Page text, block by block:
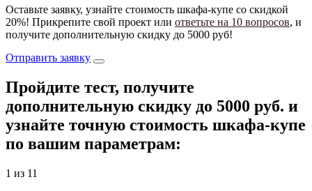
Оставьте заявку, узнайте стоимость шкафа-купе со скидкой
20%! Прикрепите свой проект или ответьте на 10 вопросов, и
получите дополнительную скидку до 5000 руб!
Отправить заявку
Пройдите тест, получите
дополнительную скидку до 5000 руб. и
узнайте точную стоимость шкафа-купе
по вашим параметрам:
1 из 11